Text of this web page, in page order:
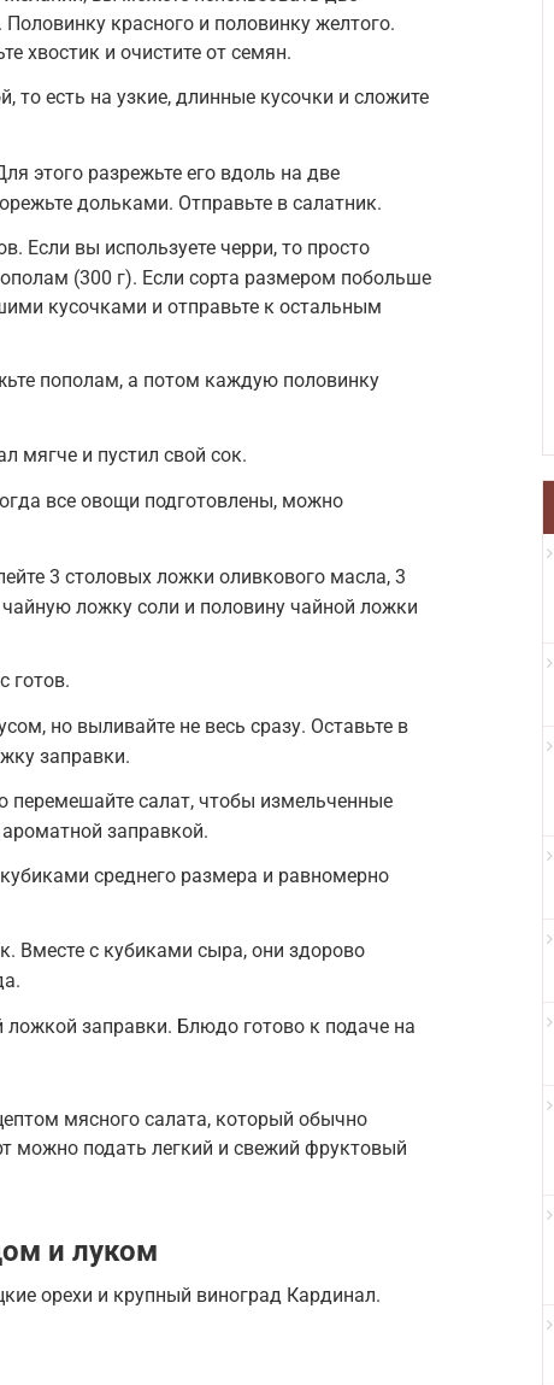
красного и половинку желтого.
хвостик и очистите от семян.
то есть на узкие, длинные кусочки и сложите
этого разрежьте его вдоль на две
дольками. Отправьте в салатник.
Если вы используете черри, то просто
(300 г). Если сорта размером побольше
кусочками и отправьте к остальным
пополам, а потом каждую половинку
мягче и пустил свой сок.
все овощи подготовлены, можно
3 столовых ложки оливкового масла, 3
ложку соли и половину чайной ложки
готов.
но выливайте не весь сразу. Оставьте в
заправки.
салат, чтобы измельченные
заправкой.
среднего размера и равномерно
Вместе с кубиками сыра, они здорово
ложкой заправки. Блюдо готово к подаче на
мясного салата, который обычно
можно подать легкий и свежий фруктовый
и луком
орехи и крупный виноград Кардинал.